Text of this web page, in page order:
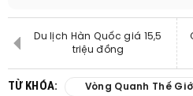
Du lịch Hàn Quốc giá 15,5
triệu đồng
TỪ KHÓA: Vòng Quanh Thế